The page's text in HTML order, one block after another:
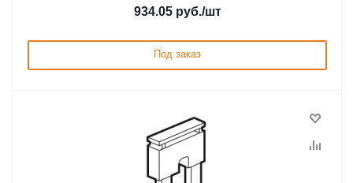
934.05руб./шт
Под заказ